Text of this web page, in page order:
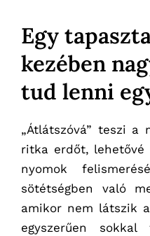
Egy
kezében
tud lenni
„Átlátszóvá” teszi a
ritka erdőt,
nyomok
sötétségben való
amikor nem látszik
egyszerűen